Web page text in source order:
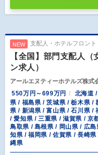
NEW 支配人・ホテルフロント
【全国】部門支配人
ン求人）
アールエヌティーホテルズ株式
550万円～699万円
北海道
県 / 福島県 / 茨城県 / 栃木県 /
県 / 新潟県 / 富山県 / 石川県 /
/ 愛知県 / 三重県 / 滋賀県 / 京
鳥取県 / 島根県 / 岡山県 / 広
知県 / 福岡県 / 佐賀県 / 長崎
縄県